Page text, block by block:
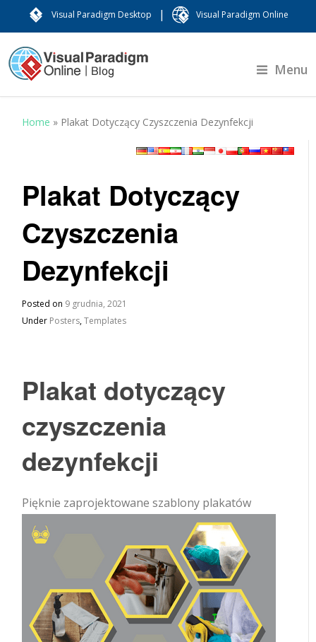
Visual Paradigm Desktop | Visual Paradigm Online
Menu
Home » Plakat Dotyczący Czyszczenia Dezynfekcji
Plakat Dotyczący
Czyszczenia
Dezynfekcji
Posted on 9 grudnia, 2021
Under Posters,Templates
Plakat dotyczący
czyszczenia
dezynfekcji
Pięknie zaprojektowane szablony plakatów